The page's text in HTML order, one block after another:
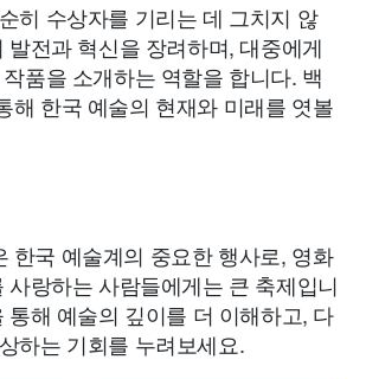
히 수상자를 기리는 데 그치지 않
발전과 혁신을 장려하며, 대중에게
품을 소개하는 역할을 합니다. 백
해 한국 예술의 현재와 미래를 엿볼
한국 예술계의 중요한 행사로, 영화
사랑하는 사람들에게는 큰 축제입니
통해 예술의 깊이를 더 이해하고, 다
하는 기회를 누려보세요.